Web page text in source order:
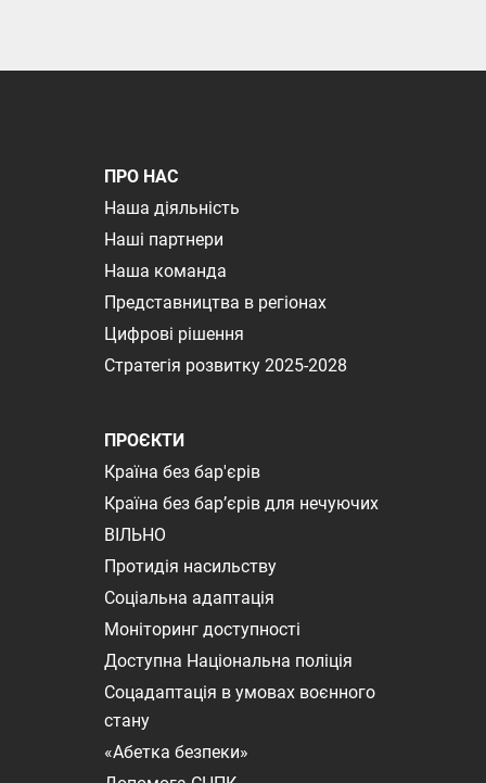
ПРО НАС
Наша діяльність
Наші партнери
Наша команда
Представництва в регіонах
Цифрові рішення
Стратегія розвитку 2025-2028
ПРОЄКТИ
Країна без бар'єрів
Країна без бар’єрів для нечуючих
ВІЛЬНО
Протидія насильству
Соціальна адаптація
Моніторинг доступності
Доступна Національна поліція
Соцадаптація в умовах воєнного
стану
«Абетка безпеки»